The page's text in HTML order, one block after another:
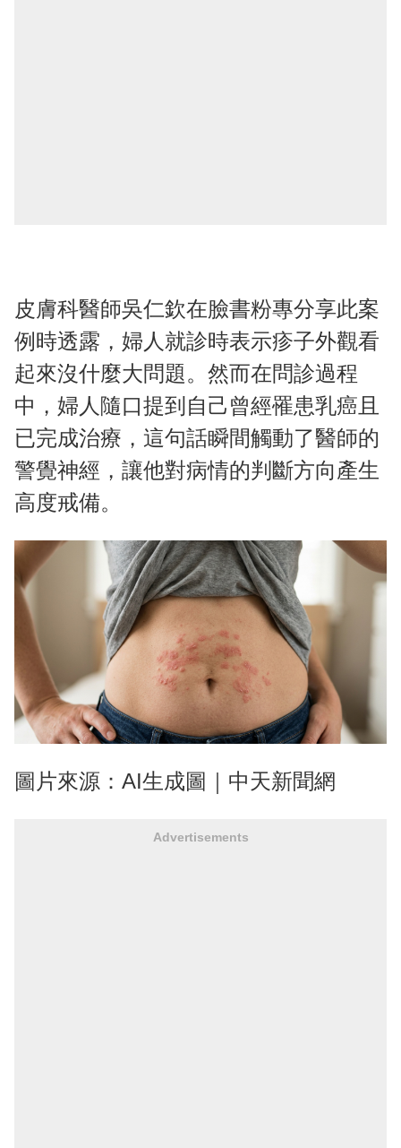
皮膚科醫師吳仁欽在臉書粉專分享此案
例時透露，婦人就診時表示疹子外觀看
起來沒什麼大問題。然而在問診過程
中，婦人隨口提到自己曾經罹患乳癌且
已完成治療，這句話瞬間觸動了醫師的
警覺神經，讓他對病情的判斷方向產生
高度戒備。
圖片來源：AI生成圖｜中天新聞網
Advertisements